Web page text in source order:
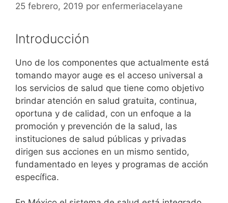
25 febrero, 2019 por enfermeriacelayane
Introducción
Uno de los componentes que actualmente está
tomando mayor auge es el acceso universal a
los servicios de salud que tiene como objetivo
brindar atención en salud gratuita, continua,
oportuna y de calidad, con un enfoque a la
promoción y prevención de la salud, las
instituciones de salud públicas y privadas
dirigen sus acciones en un mismo sentido,
fundamentado en leyes y programas de acción
específica.